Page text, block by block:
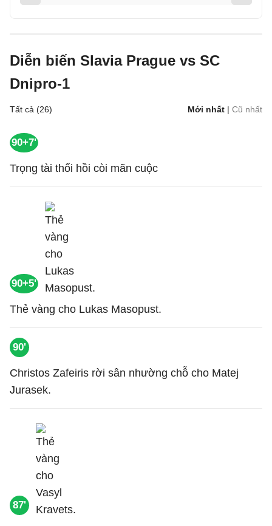
Diễn biến Slavia Prague vs SC
Dnipro-1
Tất cả (26) Mới nhất | Cũ nhất
90+7'
Trọng tài thổi hồi còi mãn cuộc
90+5'
Thẻ vàng cho Lukas Masopust.
90'
Christos Zafeiris rời sân nhường chỗ cho Matej
Jurasek.
87'